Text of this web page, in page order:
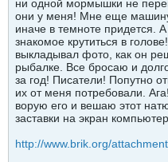
ни одной мормышки не
они у меня! Мне еще машину
иначе в темноте придется.
знакомое крутиться в
выкладывал фото, как он
рыбалке. Все бросаю и
за год! Писатели! Попутно
их от меня потребовали.
ворую его и вешаю этот
заставки на экран
http://www.brik.org/